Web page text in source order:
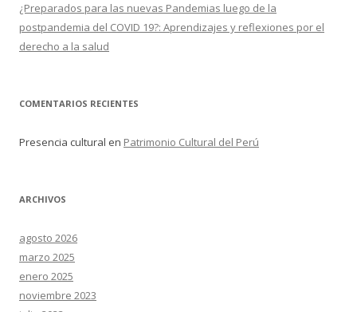
¿Preparados para las nuevas Pandemias luego de la
postpandemia del COVID 19?: Aprendizajes y reflexiones por el
derecho a la salud
COMENTARIOS RECIENTES
Presencia cultural en Patrimonio Cultural del Perú
ARCHIVOS
agosto 2026
marzo 2025
enero 2025
noviembre 2023